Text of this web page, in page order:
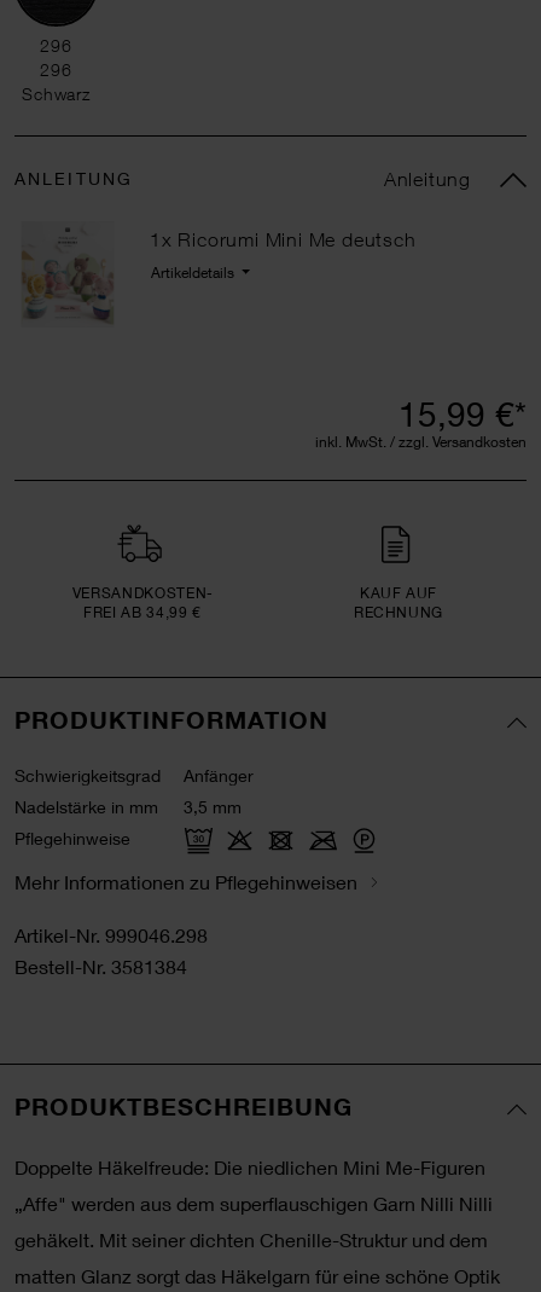
296 296 Schwarz
296
296
Schwarz
ANLEITUNG Anleitung
1x Ricorumi Mini Me deutsch
Artikeldetails
15,99 €*
inkl. MwSt. / zzgl. Versandkosten
VERSAND­KOSTEN­
FREI AB 34,99 €
KAUF AUF
RECHNUNG
PRODUKTINFORMATION
Schwierigkeitsgrad
Anfänger
Nadelstärke in mm
3,5 mm
Pflegehinweise
Mehr Informationen zu Pflegehinweisen
Artikel-Nr. 999046.298
Bestell-Nr. 3581384
PRODUKTBESCHREIBUNG
Doppelte Häkelfreude: Die niedlichen Mini Me-Figuren
„Affe" werden aus dem superflauschigen Garn Nilli Nilli
gehäkelt. Mit seiner dichten Chenille-Struktur und dem
matten Glanz sorgt das Häkelgarn für eine schöne Optik